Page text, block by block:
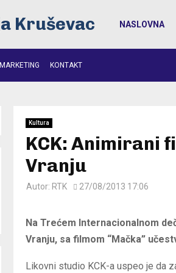
NASLOVNA
MARKETING KONTAKT
Kultura
KCK: Animirani
Vranju
Autor: RTK 27/08/2013 17:06
Na Trećem Internacionalnom
Vranju, sa filmom “Mačka”
Likovni studio KCK-a uspeo je da